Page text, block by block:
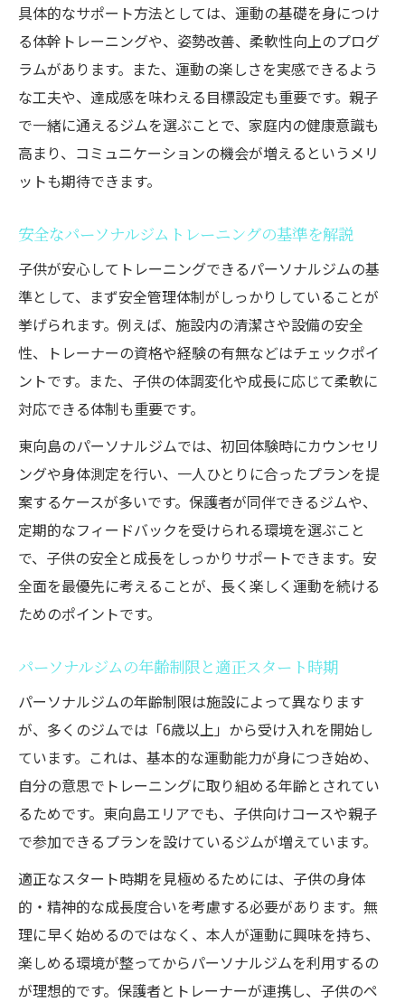
具体的なサポート方法としては、運動の基礎を身につけ
る体幹トレーニングや、姿勢改善、柔軟性向上のプログ
ラムがあります。また、運動の楽しさを実感できるよう
な工夫や、達成感を味わえる目標設定も重要です。親子
で一緒に通えるジムを選ぶことで、家庭内の健康意識も
高まり、コミュニケーションの機会が増えるというメリ
ットも期待できます。
安全なパーソナルジムトレーニングの基準を解説
子供が安心してトレーニングできるパーソナルジムの基
準として、まず安全管理体制がしっかりしていることが
挙げられます。例えば、施設内の清潔さや設備の安全
性、トレーナーの資格や経験の有無などはチェックポイ
ントです。また、子供の体調変化や成長に応じて柔軟に
対応できる体制も重要です。
東向島のパーソナルジムでは、初回体験時にカウンセリ
ングや身体測定を行い、一人ひとりに合ったプランを提
案するケースが多いです。保護者が同伴できるジムや、
定期的なフィードバックを受けられる環境を選ぶこと
で、子供の安全と成長をしっかりサポートできます。安
全面を最優先に考えることが、長く楽しく運動を続ける
ためのポイントです。
パーソナルジムの年齢制限と適正スタート時期
パーソナルジムの年齢制限は施設によって異なります
が、多くのジムでは「6歳以上」から受け入れを開始し
ています。これは、基本的な運動能力が身につき始め、
自分の意思でトレーニングに取り組める年齢とされてい
るためです。東向島エリアでも、子供向けコースや親子
で参加できるプランを設けているジムが増えています。
適正なスタート時期を見極めるためには、子供の身体
的・精神的な成長度合いを考慮する必要があります。無
理に早く始めるのではなく、本人が運動に興味を持ち、
楽しめる環境が整ってからパーソナルジムを利用するの
が理想的です。保護者とトレーナーが連携し、子供のペ